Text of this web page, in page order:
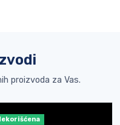
proizvoda za Vas.